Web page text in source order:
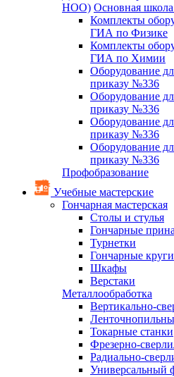
НОО) Основная
Комплекты
ГИА по Физике
Комплекты
ГИА по Химии
Оборудование
приказу №336
Оборудование
приказу №336
Оборудование
приказу №336
Оборудование
приказу №336
Профобразование
Учебные мастерские
Гончарная мастерская
Столы и стулья
Гончарные
Турнетки
Гончарные круги
Шкафы
Верстаки
Металлообработка
Вертикально-
Токарные станки
Фрезерно-
Радиально-
Универсальный